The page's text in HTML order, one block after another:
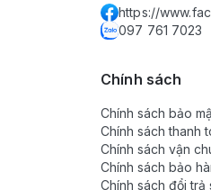
https://
097 761 7023
Chính sách
Chính sách bảo
Chính sách thanh
Chính sách vận
Chính sách bảo
Chính sách đổi trả